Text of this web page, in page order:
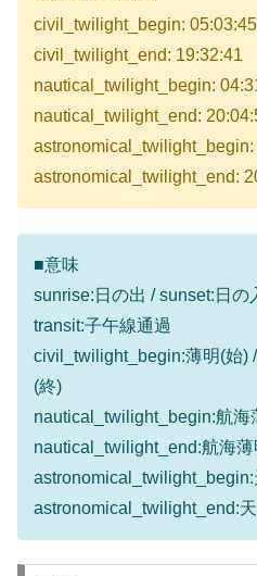
civil_twilight_begin: 05:03:45
civil_twilight_end: 19:32:41
nautical_twilight_begin:
nautical_twilight_end:
astronomical_twilight_begin:
astronomical_twilight_end:
■意味
sunrise:日の出 / sunset:日の
transit:子午線通過
civil_twilight_begin:薄明(始)
(終)
nautical_twilight_begin:航海
nautical_twilight_end:航海薄
astronomical_twilight_end: